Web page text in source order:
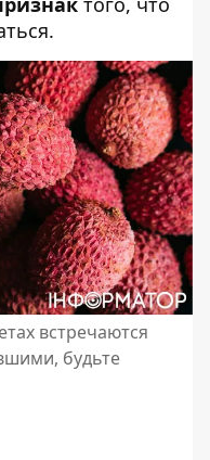
встречаются
будьте